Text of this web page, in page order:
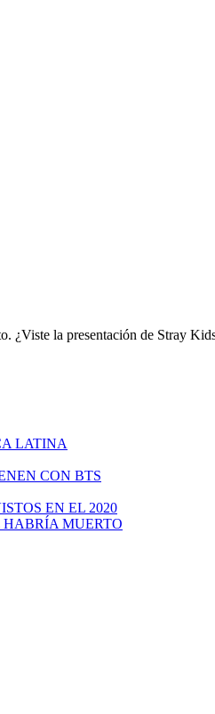
¿Viste la presentación de Stray
LATINA
CON BTS
EN EL 2020
MUERTO